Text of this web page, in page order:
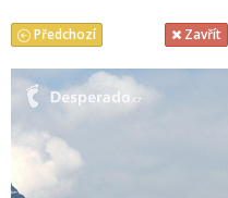
Předchozí Zavřít